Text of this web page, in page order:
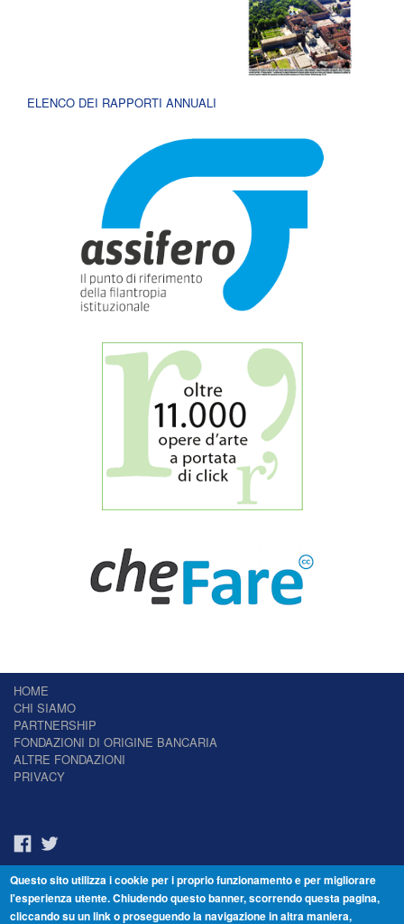
ELENCO DEI RAPPORTI ANNUALI
HOME
CHI SIAMO
PARTNERSHIP
FONDAZIONI DI ORIGINE BANCARIA
ALTRE FONDAZIONI
PRIVACY
Il Giornale delle Fondazioni - Periodico telematico
Reg. Tribunale n.7 del 22/07/2014 – ISSN 2421-2466
© Fondazione Venezia 2000 - Dorsoduro 3488/U - 30123 Venezia - Italia -
Questo sito utilizza i cookie per i proprio funzionamento e per migliorare
l'esperienza utente. Chiudendo questo banner, scorrendo questa pagina,
cliccando su un link o proseguendo la navigazione in altra maniera,